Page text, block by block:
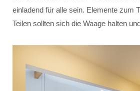
einladend für alle sein. Elemente zum
Teilen sollten sich die Waage halten